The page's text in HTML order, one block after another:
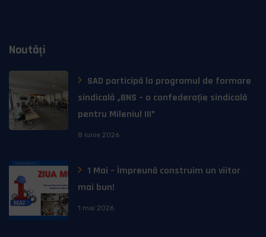
Noutăți
SAD participă la programul de formare
sindicală „BNS – o confederație sindicală
pentru Mileniul III”
8 iunie 2026
1 Mai – Împreună construim un viitor
mai bun!
1 mai 2026